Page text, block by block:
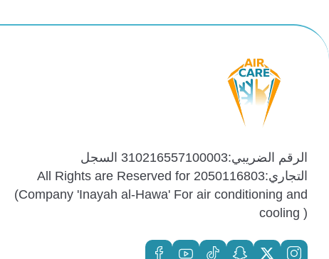
الرقم الضريبي:310216557100003 السجل
التجاري:2050116803 All Rights are Reserved for
(Company 'Inayah al-Hawa' For air conditioning and
cooling )